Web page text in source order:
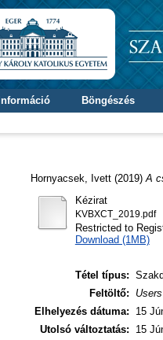
Információ
Böngészés
Hornyacsek, Ivett (2019) A
Kézirat
KVBXCT_2019.pdf
Restricted to
Download (1MB)
Tétel típus:
Feltöltő:
Elhelyezés dátuma:
15
Utolsó változtatás:
15